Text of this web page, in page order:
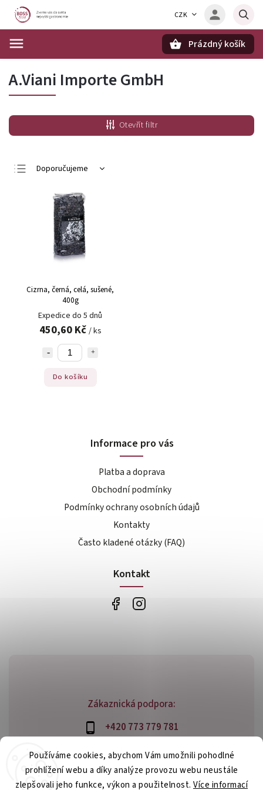
Používáme cookies, abychom Vám umožnili pohodlné
prohlížení webu a díky analýze provozu webu neustále
zlepšovali jeho funkce, výkon a použitelnost. Více informací
CZK
Prázdný košík
A.Viani Importe GmbH
Otevřít filtr
Doporučujeme
Nejdražší
Nejprodávanější
Abecedně
Cizrna, černá, celá, sušené,
400g
Expedice do 5 dnů
450,60 Kč / ks
Do košíku
Zákaznická podpora:
+420 773 779 781
info@bossfood.cz
Informace pro vás
Platba a doprava
Obchodní podmínky
Podmínky ochrany osobních údajů
Kontakty
Často kladené otázky (FAQ)
Kontakt